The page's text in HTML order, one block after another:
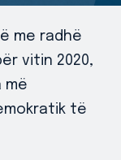
me radhë
vitin 2020,
më
të